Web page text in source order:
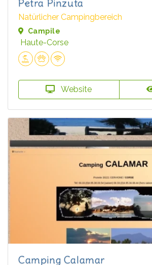
Petra Pinzuta
Natürlicher Campingbereich
Campile
Haute-Corse
Website
Camping Calamar